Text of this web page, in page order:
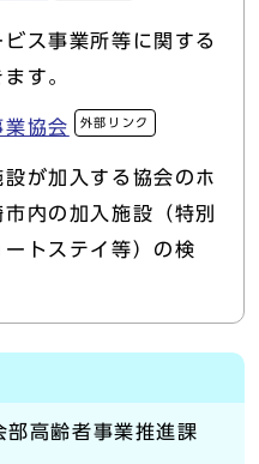
ス事業所等に関する
す。
業協会 外部リンク
が加入する協会のホ
内の加入施設（特別
トステイ等）の検
部高齢者事業推進課